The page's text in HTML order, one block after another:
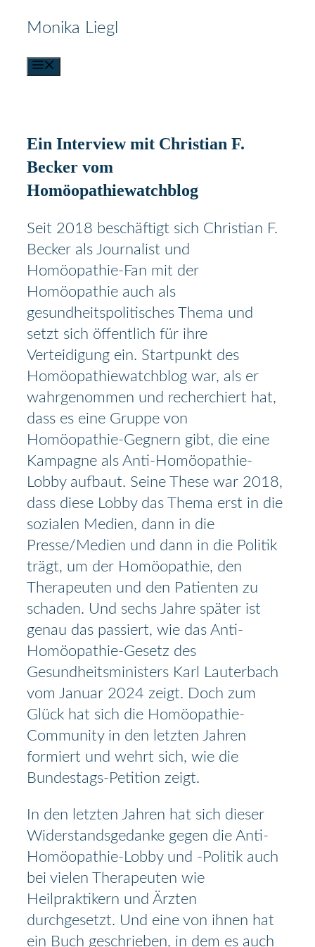
Zum
springen
Monika Liegl
Ein Interview mit Christian F.
Becker vom
Homöopathiewatchblog
Seit 2018 beschäftigt sich Christian F.
Becker als Journalist und
Homöopathie-Fan mit der
Homöopathie auch als
gesundheitspolitisches Thema und
setzt sich öffentlich für ihre
Verteidigung ein. Startpunkt des
Homöopathiewatchblog war, als er
wahrgenommen und recherchiert hat,
dass es eine Gruppe von
Homöopathie-Gegnern gibt, die eine
Kampagne als Anti-Homöopathie-
Lobby aufbaut. Seine These war 2018,
dass diese Lobby das Thema erst in die
sozialen Medien, dann in die
Presse/Medien und dann in die Politik
trägt, um der Homöopathie, den
Therapeuten und den Patienten zu
schaden. Und sechs Jahre später ist
genau das passiert, wie das Anti-
Homöopathie-Gesetz des
Gesundheitsministers Karl Lauterbach
vom Januar 2024 zeigt. Doch zum
Glück hat sich die Homöopathie-
Community in den letzten Jahren
formiert und wehrt sich, wie die
Bundestags-Petition zeigt.
In den letzten Jahren hat sich dieser
Widerstandsgedanke gegen die Anti-
Homöopathie-Lobby und -Politik auch
bei vielen Therapeuten wie
Heilpraktikern und Ärzten
durchgesetzt. Und eine von ihnen hat
ein Buch geschrieben, in dem es auch